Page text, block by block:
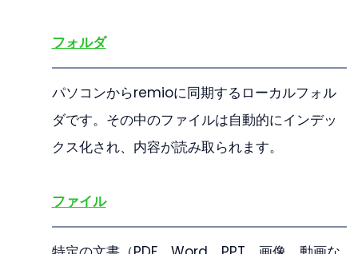
フォルダ
パソコンからremioに同期するローカルフォル
ダです。その中のファイルは自動的にインデッ
クス化され、内容が読み取られます。
ファイル